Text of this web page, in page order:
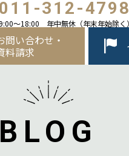
011-312-4798
～18:00 年中無休（年末年始除く）
問い合わせ・
料請求
BLOG